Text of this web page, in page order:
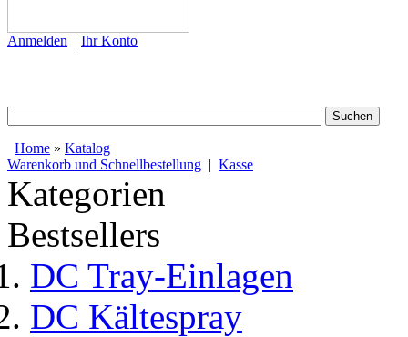
Anmelden | Ihr Konto
Home » Katalog
Warenkorb und Schnellbestellung | Kasse
Kategorien
Bestsellers
DC Tray-Einlagen
DC Kältespray